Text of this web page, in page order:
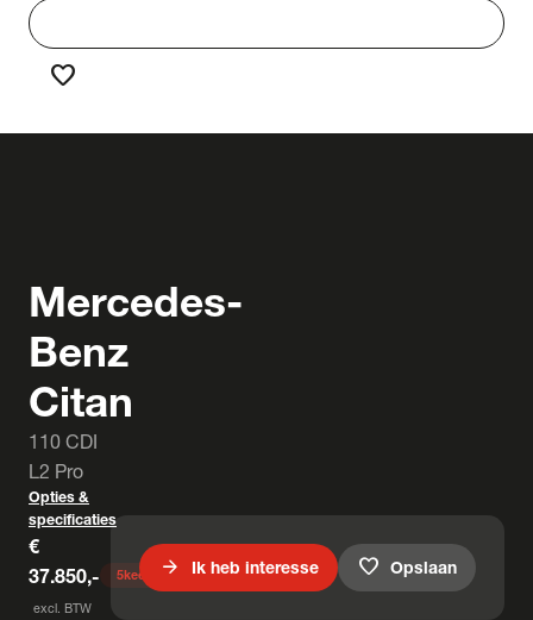
favorite
Mercedes-
Benz
Citan
110 CDI
L2 Pro
Opties &
specificaties
€
37.850,-
excl. BTW
5keer bekeken
arrow_forward Ik heb interesse favorite Opslaan